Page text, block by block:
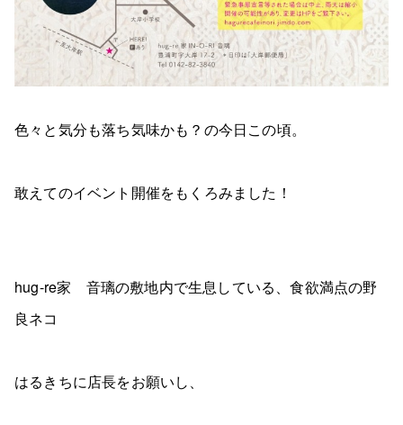
色々と気分も落ち気味かも？の今日この頃。
敢えてのイベント開催をもくろみました！
hug-re家 音璃の敷地内で生息している、食欲満点の野
良ネコ
はるきちに店長をお願いし、